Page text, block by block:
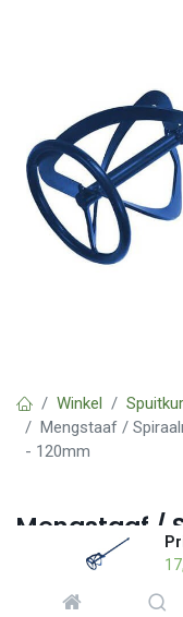
Winkel
Mengstaaf /
- 120mm
Mengstaaf /
Spuitkurk en
(0